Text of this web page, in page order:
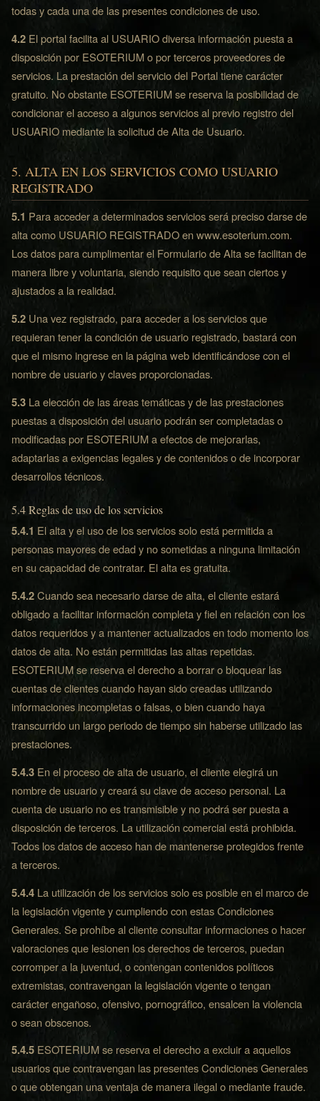
todas y cada una de las presentes condiciones de uso.
4.2 El portal facilita al USUARIO diversa información puesta a
disposición por ESOTERIUM o por terceros proveedores de
servicios. La prestación del servicio del Portal tiene carácter
gratuito. No obstante ESOTERIUM se reserva la posibilidad de
condicionar el acceso a algunos servicios al previo registro del
USUARIO mediante la solicitud de Alta de Usuario.
5. ALTA EN LOS SERVICIOS COMO USUARIO
REGISTRADO
5.1 Para acceder a determinados servicios será preciso darse de
alta como USUARIO REGISTRADO en www.esoterium.com.
Los datos para cumplimentar el Formulario de Alta se facilitan de
manera libre y voluntaria, siendo requisito que sean ciertos y
ajustados a la realidad.
5.2 Una vez registrado, para acceder a los servicios que
requieran tener la condición de usuario registrado, bastará con
que el mismo ingrese en la página web identificándose con el
nombre de usuario y claves proporcionadas.
5.3 La elección de las áreas temáticas y de las prestaciones
puestas a disposición del usuario podrán ser completadas o
modificadas por ESOTERIUM a efectos de mejorarlas,
adaptarlas a exigencias legales y de contenidos o de incorporar
desarrollos técnicos.
5.4 Reglas de uso de los servicios
5.4.1 El alta y el uso de los servicios solo está permitida a
personas mayores de edad y no sometidas a ninguna limitación
en su capacidad de contratar. El alta es gratuita.
5.4.2Cuando sea necesario darse de alta, el cliente estará
obligado a facilitar información completa y fiel en relación con los
datos requeridos y a mantener actualizados en todo momento los
datos de alta. No están permitidas las altas repetidas.
ESOTERIUM se reserva el derecho a borrar o bloquear las
cuentas de clientes cuando hayan sido creadas utilizando
informaciones incompletas o falsas, o bien cuando haya
transcurrido un largo periodo de tiempo sin haberse utilizado las
prestaciones.
5.4.3 En el proceso de alta de usuario, el cliente elegirá un
nombre de usuario y creará su clave de acceso personal. La
cuenta de usuario no es transmisible y no podrá ser puesta a
disposición de terceros. La utilización comercial está prohibida.
Todos los datos de acceso han de mantenerse protegidos frente
a terceros.
5.4.4 La utilización de los servicios solo es posible en el marco de
la legislación vigente y cumpliendo con estas Condiciones
Generales. Se prohíbe al cliente consultar informaciones o hacer
valoraciones que lesionen los derechos de terceros, puedan
corromper a la juventud, o contengan contenidos políticos
extremistas, contravengan la legislación vigente o tengan
carácter engañoso, ofensivo, pornográfico, ensalcen la violencia
o sean obscenos.
5.4.5 ESOTERIUM se reserva el derecho a excluir a aquellos
usuarios que contravengan las presentes Condiciones Generales
o que obtengan una ventaja de manera ilegal o mediante fraude.